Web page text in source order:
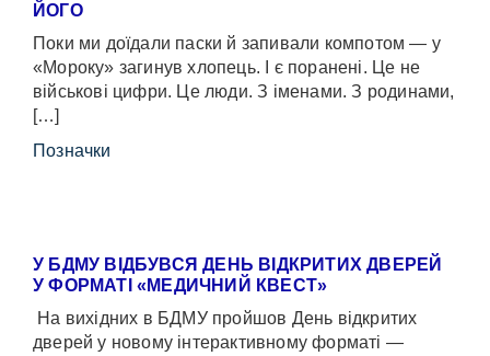
ЙОГО
Поки ми доїдали паски й запивали компотом — у
«Мороку» загинув хлопець. І є поранені. Це не
військові цифри. Це люди. З іменами. З родинами,
[…]
Позначки
У БДМУ ВІДБУВСЯ ДЕНЬ ВІДКРИТИХ ДВЕРЕЙ
У ФОРМАТІ «МЕДИЧНИЙ КВЕСТ»
На вихідних в БДМУ пройшов День відкритих
дверей у новому інтерактивному форматі —